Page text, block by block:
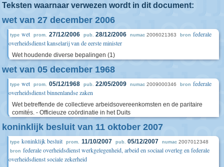
Teksten waarnaar verwezen wordt in dit document:
wet van 27 december 2006
type wet prom. 27/12/2006 pub. 28/12/2006 numac 2006021363 bron federale
overheidsdienst kanselarij van de eerste minister
Wet houdende diverse bepalingen (1)
wet van 05 december 1968
type wet prom. 05/12/1968 pub. 22/05/2009 numac 2009000346 bron federale
overheidsdienst binnenlandse zaken
Wet betreffende de collectieve arbeidsovereenkomsten en de paritaire
comités. - Officieuze coördinatie in het Duits
koninklijk besluit van 11 oktober 2007
type koninklijk besluit prom. 11/10/2007 pub. 05/12/2007 numac 2007012348
bron federale overheidsdienst werkgelegenheid, arbeid en sociaal overleg en federale
overheidsdienst sociale zekerheid